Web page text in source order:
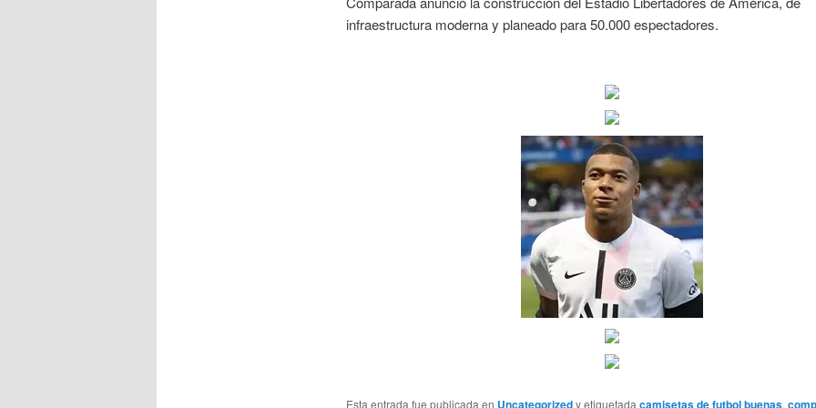
infraestructura moderna y planeado para 50.000 espectadores.
Esta entrada fue publicada en y etiquetada ,